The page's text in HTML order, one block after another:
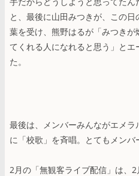
と、最後に山田みつきが、この
葉を受け、熊野はるが「みつき
てくれる人になれると思う」と
た。
最後は、メンバーみんながエメ
に「校歌」を斉唱。とてもメンバ
2月の「無観客ライブ配信」は、